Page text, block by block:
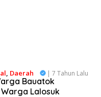
, Daerah | 7 Tahun Lalu
Bauatok
Lalosuk